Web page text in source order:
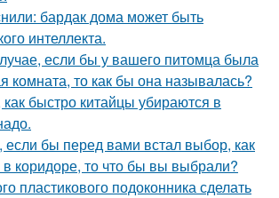
бардак дома может быть
интеллекта.
если бы у вашего питомца была
комната, то как бы она называлась?
быстро китайцы убираются в
если бы перед вами встал выбор, как
в коридоре, то что бы вы выбрали?
пластикового подоконника сделать